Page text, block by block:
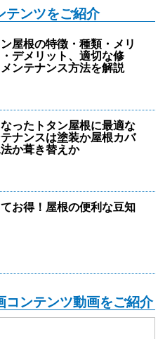
テンツをご紹介
ン屋根の特徴・種類・メリ
デメリット、適切な修
ンテナンス方法を解説
ったトタン屋根に最適な
テナンスは塗装か屋根カバ
か葺き替えか
お得！屋根の便利な豆知
コンテンツ動画をご紹介